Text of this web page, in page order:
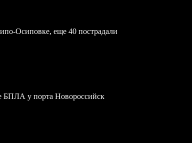
Осиповке, еще 40 пострадали
БПЛА у порта Новороссийск